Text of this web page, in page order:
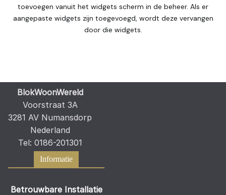
toevoegen vanuit het widgets scherm in de beheer. Als er
aangepaste widgets zijn toegevoegd, wordt deze vervangen
door die widgets.
BlokWoonWereld
Voorstraat 3A
3281 AV Numansdorp
Nederland
Tel: 0186-201301
Informatie
Betrouwbare Installatie